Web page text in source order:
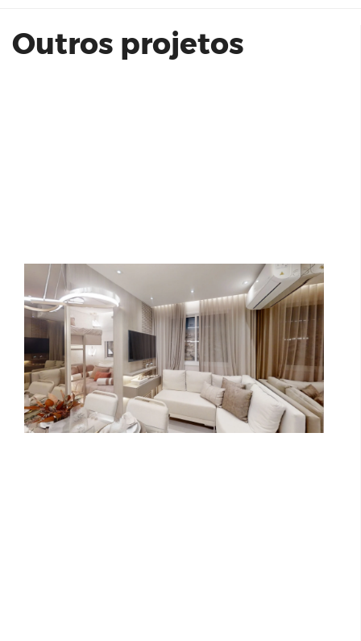
Outros projetos
Estudio Africa